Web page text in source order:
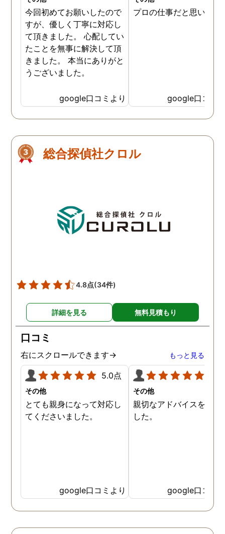
今回初めてお願いしたので
すが、優しく丁寧に対応し
て頂きました。 心配してい
たことを無事に解決して頂
きました。 本当にありがと
うございました。
google口コミより
プロの仕事だと思います
google口コミ
総合探偵社クロル
4.8点(34件)
詳細を見る 無料見積もり
口コミ
右にスクロールできます→ もっと見る
5.0点
その他
とても親身になって対応し
てくださいました。
google口コミより
その他
親切なアドバイスを頂き
した。
google口コミ